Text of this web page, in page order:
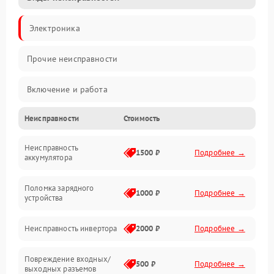
Электроника
Прочие неисправности
Включение и работа
Работа с нагрузкой
Звук и индикация
Неисправности Стоимость
Неисправность
аккумулятора
1500 ₽ Подробнее →
Поломка зарядного
устройства
1000 ₽ Подробнее →
Неисправность инвертора 2000 ₽ Подробнее →
Повреждение входных/
выходных разъемов
500 ₽ Подробнее →